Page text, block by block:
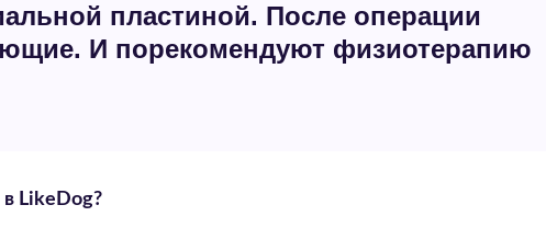
пластиной. После операции
И порекомендуют физиотерапию
LikeDog?